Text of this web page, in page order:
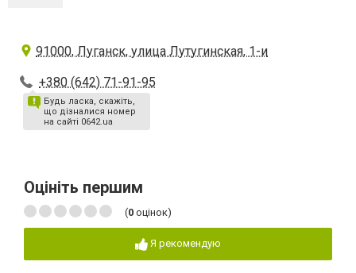
91000, Луганск, улица Лутугинская, 1-и
+380 (642) 71-91-95
Будь ласка, скажіть,
що дізналися номер
на сайті 0642.ua
Оцініть першим
(0 оцінок)
Я рекомендую